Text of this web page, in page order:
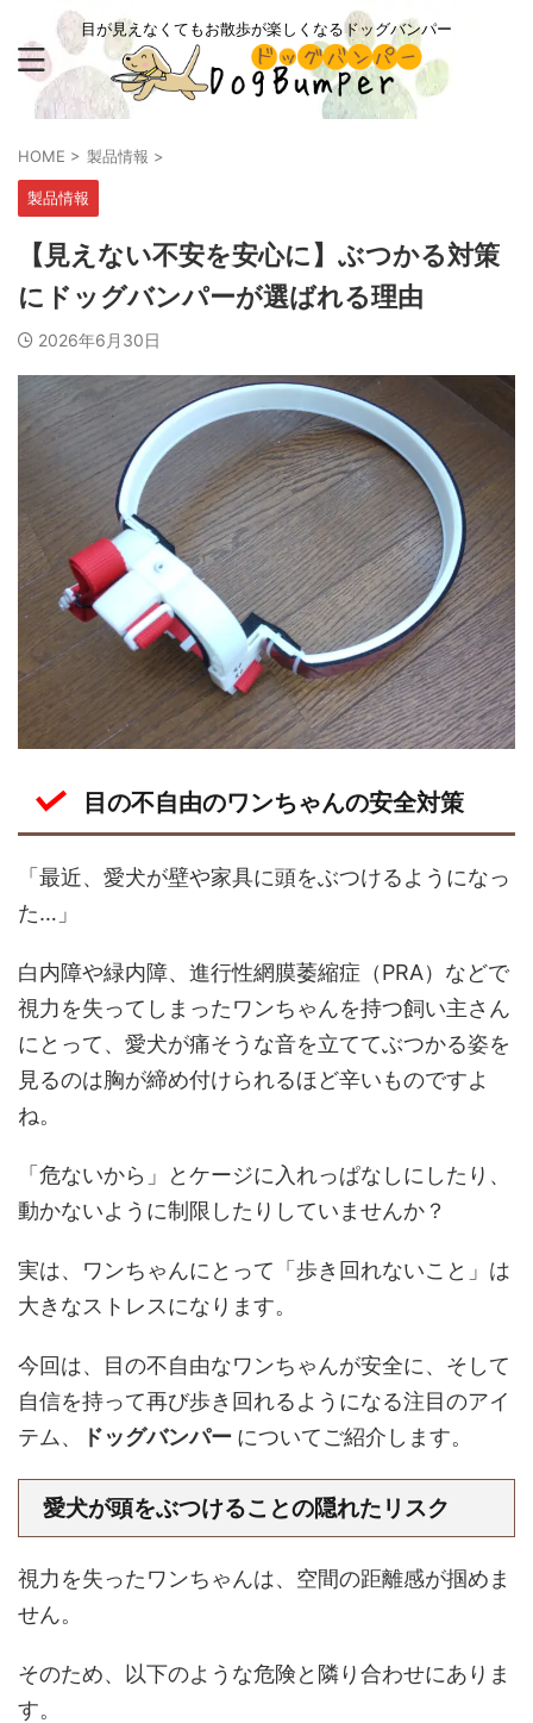
目が見えなくてもお散歩が楽しくなるドッグバンパー
HOME > 製品情報 >
製品情報
【見えない不安を安心に】ぶつかる対策
にドッグバンパーが選ばれる理由
2026年6月30日
目の不自由のワンちゃんの安全対策
「最近、愛犬が壁や家具に頭をぶつけるようになっ
た…」
白内障や緑内障、進行性網膜萎縮症（PRA）などで
視力を失ってしまったワンちゃんを持つ飼い主さん
にとって、愛犬が痛そうな音を立ててぶつかる姿を
見るのは胸が締め付けられるほど辛いものですよ
ね。
「危ないから」とケージに入れっぱなしにしたり、
動かないように制限したりしていませんか？
実は、ワンちゃんにとって「歩き回れないこと」は
大きなストレスになります。
今回は、目の不自由なワンちゃんが安全に、そして
自信を持って再び歩き回れるようになる注目のアイ
テム、
ドッグバンパー についてご紹介します。
愛犬が頭をぶつけることの隠れたリスク
視力を失ったワンちゃんは、空間の距離感が掴めま
せん。
そのため、以下のような危険と隣り合わせにありま
す。